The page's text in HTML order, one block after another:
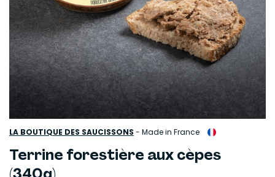
LA BOUTIQUE DES SAUCISSONS - Made in France
Terrine forestière aux cèpes